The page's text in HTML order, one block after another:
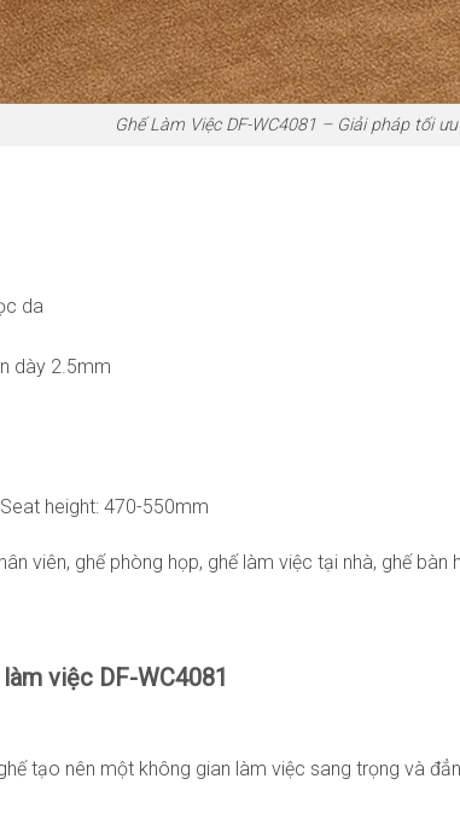
Ghế Làm Việc DF-WC4081 – Giải pháp tối
da
dày 2.5mm
height: 470-550mm
viên, ghế phòng họp, ghế làm việc tại nhà, ghế bàn
việc DF-WC4081
tạo nên một không gian làm việc sang trọng và